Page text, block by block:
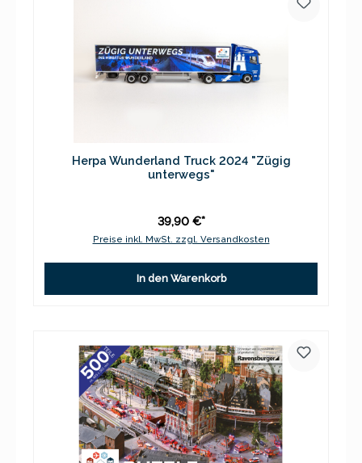
Herpa Wunderland Truck 2024 "Zügig
unterwegs"
39,90 €*
Preise inkl. MwSt. zzgl. Versandkosten
In den Warenkorb